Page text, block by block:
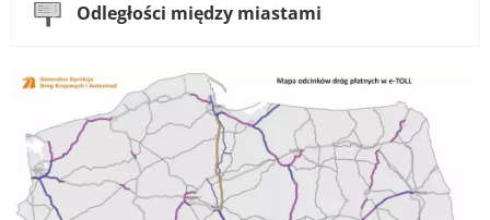
Odległości między miastami